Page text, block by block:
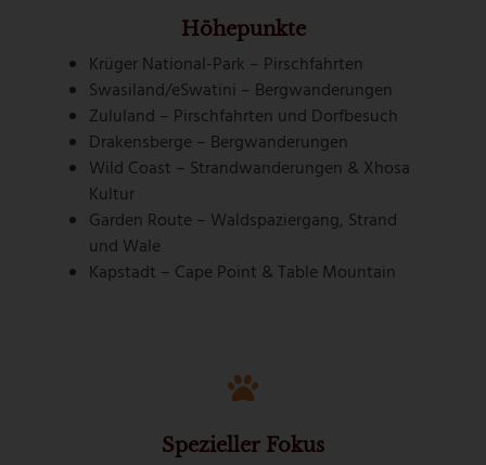
Höhepunkte
Krüger National-Park – Pirschfahrten
Swasiland/eSwatini – Bergwanderungen
Zululand – Pirschfahrten und Dorfbesuch
Drakensberge – Bergwanderungen
Wild Coast – Strandwanderungen & Xhosa
Kultur
Garden Route – Waldspaziergang, Strand
und Wale
Kapstadt – Cape Point & Table Mountain
Spezieller Fokus